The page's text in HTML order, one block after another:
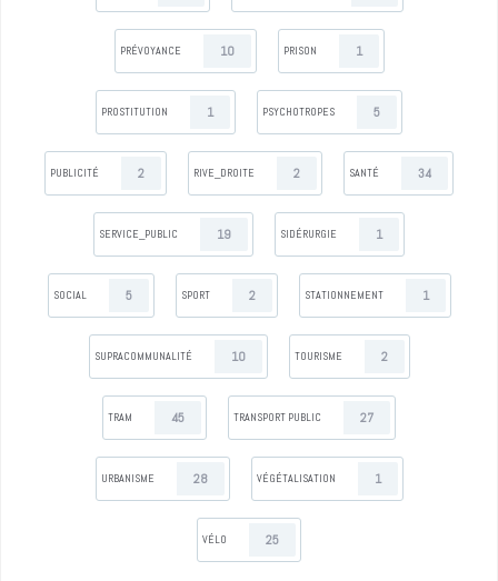
PRÉVOYANCE 10 PRISON 1
PROSTITUTION 1 PSYCHOTROPES 5
PUBLICITÉ 2 RIVE_DROITE 2 SANTÉ 34
SERVICE_PUBLIC 19 SIDÉRURGIE 1
SOCIAL 5 SPORT 2 STATIONNEMENT 1
SUPRACOMMUNALITÉ 10 TOURISME 2
TRAM 45 TRANSPORT PUBLIC 27
URBANISME 28 VÉGÉTALISATION 1
VÉLO 25